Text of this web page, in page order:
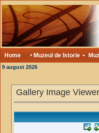
Home Muzeul de Istorie
9 august 2026
Gallery Image Viewer